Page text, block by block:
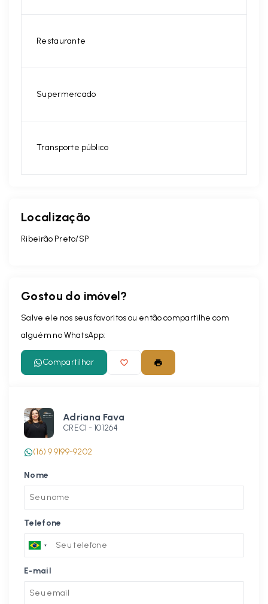
Restaurante
Supermercado
Transporte público
Localização
Ribeirão Preto/SP
Gostou do imóvel?
Salve ele nos seus favoritos ou então compartilhe com
alguém no WhatsApp:
Compartilhar
Adriana Fava
CRECI - 101264
(16) 9 9199-9202
Nome
Telefone
E-mail